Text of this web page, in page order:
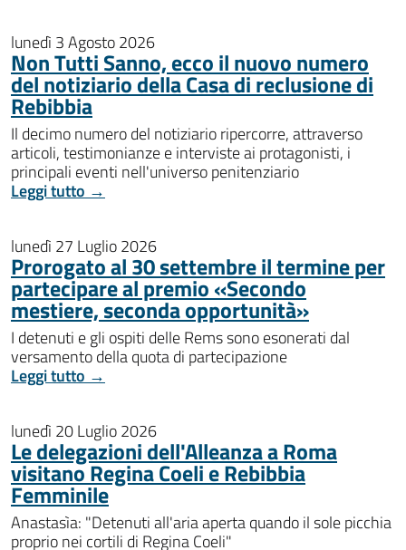
lunedì 3 Agosto 2026
Non Tutti Sanno, ecco il nuovo numero
del notiziario della Casa di reclusione di
Rebibbia
Il decimo numero del notiziario ripercorre, attraverso
articoli, testimonianze e interviste ai protagonisti, i
principali eventi nell'universo penitenziario
Leggi tutto →
lunedì 27 Luglio 2026
Prorogato al 30 settembre il termine per
partecipare al premio «Secondo
mestiere, seconda opportunità»
I detenuti e gli ospiti delle Rems sono esonerati dal
versamento della quota di partecipazione
Leggi tutto →
lunedì 20 Luglio 2026
Le delegazioni dell'Alleanza a Roma
visitano Regina Coeli e Rebibbia
Femminile
Anastasìa: "Detenuti all'aria aperta quando il sole picchia
proprio nei cortili di Regina Coeli"